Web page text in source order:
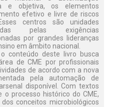
e objetiva, os elementos
efetivo e livre de riscos
centros são unidades
pelas exigências
por grandes lideranças
em âmbito nacional.
conteúdo deste livro busca
de CME por profissionais
de acordo com a nova
pela automação de
disponível. Com textos
o processo histórico do CME,
conceitos microbiológicos